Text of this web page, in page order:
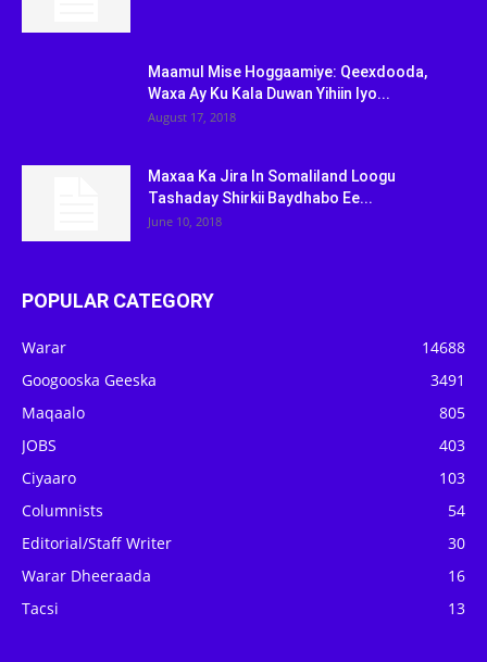
Maamul Mise Hoggaamiye: Qeexdooda,
Waxa Ay Ku Kala Duwan Yihiin Iyo...
August 17, 2018
Maxaa Ka Jira In Somaliland Loogu
Tashaday Shirkii Baydhabo Ee...
June 10, 2018
POPULAR CATEGORY
Warar
14688
Googooska Geeska
3491
Maqaalo
805
JOBS
403
Ciyaaro
103
Columnists
54
Editorial/Staff Writer
30
Warar Dheeraada
16
Tacsi
13